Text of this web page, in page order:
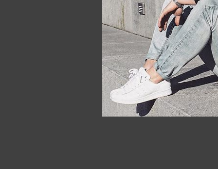
142.18
-21%